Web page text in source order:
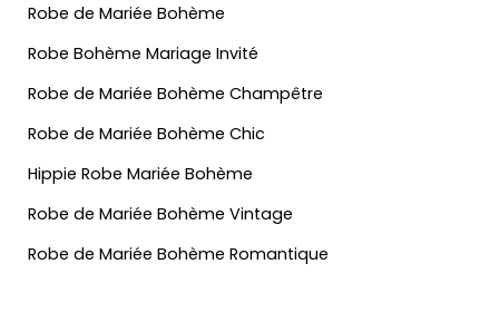
Robe de Mariée Bohème
Robe Bohème Mariage Invité
Robe de Mariée Bohème Champêtre
Robe de Mariée Bohème Chic
Hippie Robe Mariée Bohème
Robe de Mariée Bohème Vintage
Robe de Mariée Bohème Romantique